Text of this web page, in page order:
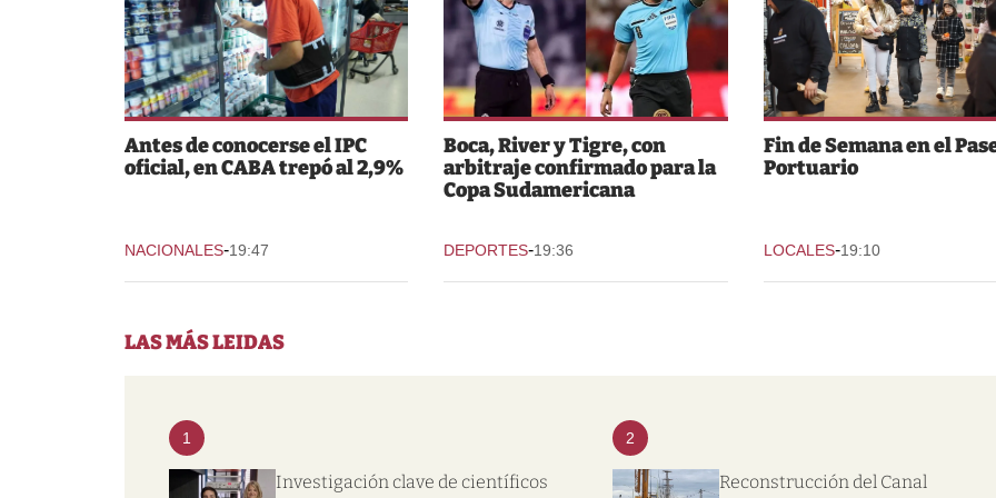
Antes de conocerse el IPC
oficial, en CABA trepó al 2,9%
NACIONALES-19:47
Boca, River y Tigre, con
arbitraje confirmado para la
Copa Sudamericana
DEPORTES-19:36
Fin de Semana en el
Portuario
LOCALES-19:10
LAS MÁS LEIDAS
1
Investigación clave de científicos
2
Reconstrucción del Canal